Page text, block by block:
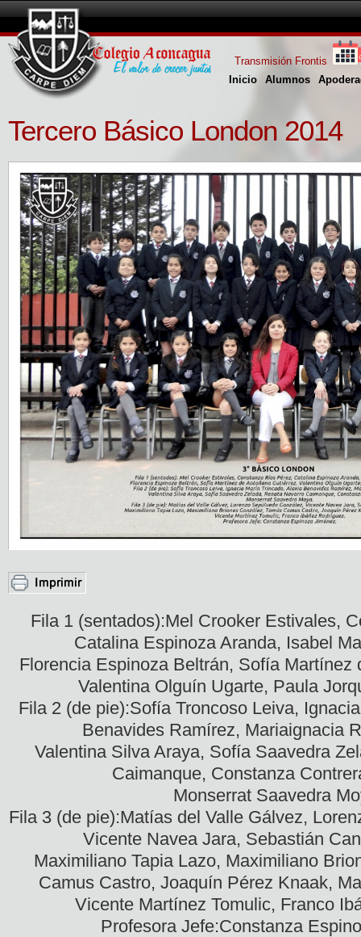
Inicio Alumnos
Transmisión Frontis
Tercero Básico London 2014
Fila 1 (sentados):Mel Crooker Estivales,
Catalina Espinoza Aranda, Isabel
Florencia Espinoza Beltrán, Sofía Martínez
Valentina Olguín Ugarte, Paula
Fila 2 (de pie):Sofía Troncoso Leiva,
Benavides Ramírez, Mariaignacia
Valentina Silva Araya, Sofía Saavedra
Caimanque, Constanza
Monserrat Saavedra
Fila 3 (de pie):Matías del Valle Gálvez,
Vicente Navea Jara, Sebastián
Maximiliano Tapia Lazo, Maximiliano
Camus Castro, Joaquín Pérez Knaak,
Vicente Martínez Tomulic, Franco
Profesora Jefe:Constanza